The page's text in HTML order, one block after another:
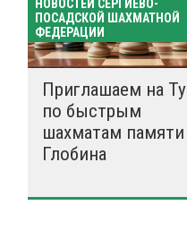
НОВОСТЕЙ СЕРГИЕВО-
ПОСАДСКОЙ ШАХМАТНОЙ
ФЕДЕРАЦИИ
Приглашаем на
по быстрым
шахматам
Глобина